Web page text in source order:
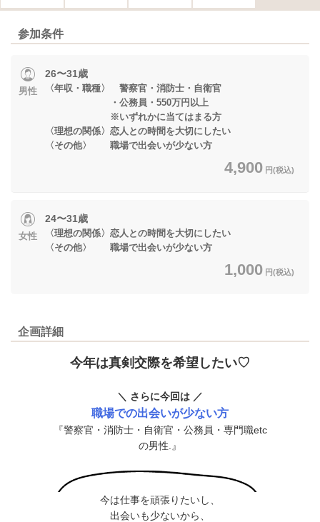
参加条件
男性
26〜31歳
〈年収・職種〉 警察官・消防士・自衛官
・公務員・550万円以上
※いずれかに当てはまる方
〈理想の関係〉恋人との時間を大切にしたい
〈その他〉 職場で出会いが少ない方
4,900 円(税込)
女性
24〜31歳
〈理想の関係〉恋人との時間を大切にしたい
〈その他〉 職場で出会いが少ない方
1,000 円(税込)
企画詳細
今年は真剣交際を希望したい♡
＼ さらに今回は ／
職場での出会いが少ない方
『警察官・消防士・自衛官・公務員・専門職etc
の男性.』
今は仕事を頑張りたいし、
出会いも少ないから、